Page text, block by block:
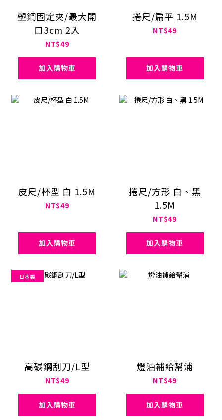
塑鋼固定夾/最大開
口3cm 2入
NT$49
加入購物車
捲尺/扁平 1.5M
NT$49
加入購物車
皮尺/杯型 白 1.5M
NT$49
加入購物車
捲尺/方形 白、黑
1.5M
NT$49
加入購物車
日本製
高碳鋼刮刀/L型
NT$49
加入購物車
燈油補給幫浦
NT$49
加入購物車